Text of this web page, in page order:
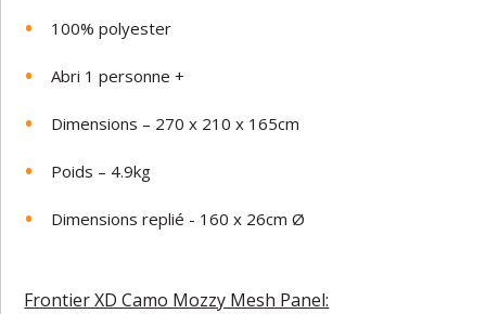
100% polyester
Abri 1 personne +
Dimensions – 270 x 210 x 165cm
Poids – 4.9kg
Dimensions replié - 160 x 26cm Ø
Frontier XD Camo Mozzy Mesh Panel: